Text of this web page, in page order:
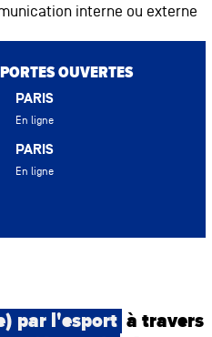
interne ou externe
OUVERTES
PARIS
En ligne
PARIS
En ligne
par l'esport à travers